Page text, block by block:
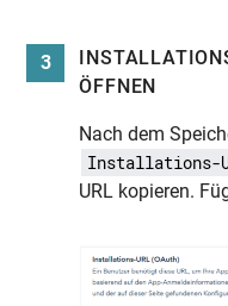
3
ÖFFNEN
Nach dem
Installations-
URL kopieren.